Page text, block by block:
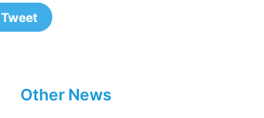
Tweet
Other News